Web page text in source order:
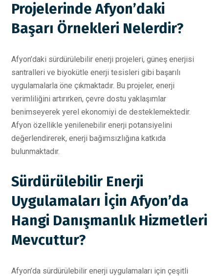
Projelerinde Afyon’daki
Başarı Örnekleri Nelerdir?
Afyon’daki sürdürülebilir enerji projeleri, güneş enerjisi
santralleri ve biyokütle enerji tesisleri gibi başarılı
uygulamalarla öne çıkmaktadır. Bu projeler, enerji
verimliliğini artırırken, çevre dostu yaklaşımlar
benimseyerek yerel ekonomiyi de desteklemektedir.
Afyon özellikle yenilenebilir enerji potansiyelini
değerlendirerek, enerji bağımsızlığına katkıda
bulunmaktadır.
Sürdürülebilir Enerji
Uygulamaları İçin Afyon’da
Hangi Danışmanlık Hizmetleri
Mevcuttur?
Afyon’da sürdürülebilir enerji uygulamaları için çeşitli